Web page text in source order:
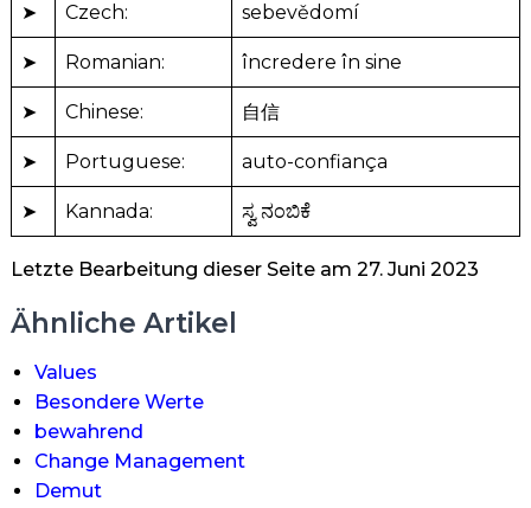
➤ Czech: sebevědomí
➤ Romanian: încredere în sine
➤ Chinese: 自信
➤ Portuguese: auto-confiança
➤ Kannada: ಸ್ವ ನಂಬಿಕೆ
Letzte Bearbeitung dieser Seite am 27. Juni 2023
Ähnliche Artikel
Values
Besondere Werte
bewahrend
Change Management
Demut